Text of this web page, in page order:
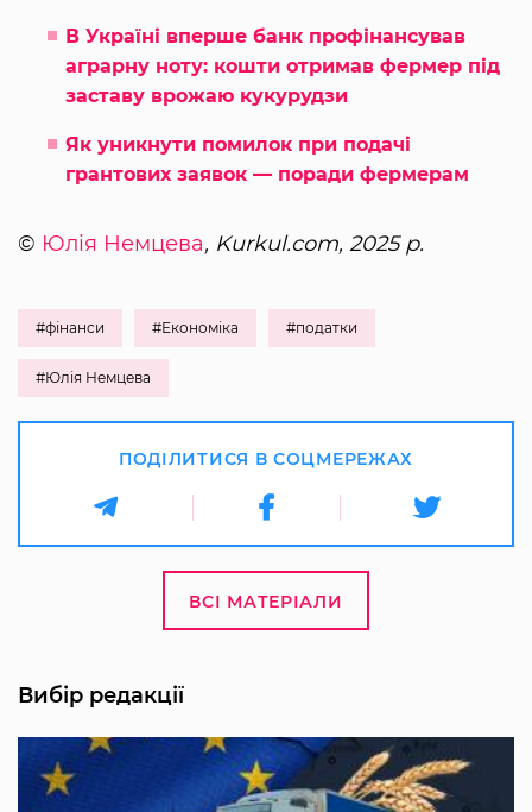
В Україні вперше банк профінансував
аграрну ноту: кошти отримав фермер під
заставу врожаю кукурудзи
Як уникнути помилок при подачі
грантових заявок — поради фермерам
© Юлія Немцева, Kurkul.com, 2025 р.
#фінанси #Економіка #податки
#Юлія Немцева
ПОДІЛИТИСЯ В СОЦМЕРЕЖАХ
ВСІ МАТЕРІАЛИ
Вибір редакції